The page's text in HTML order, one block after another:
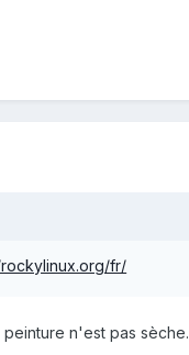
fr/
n'est pas sèche.